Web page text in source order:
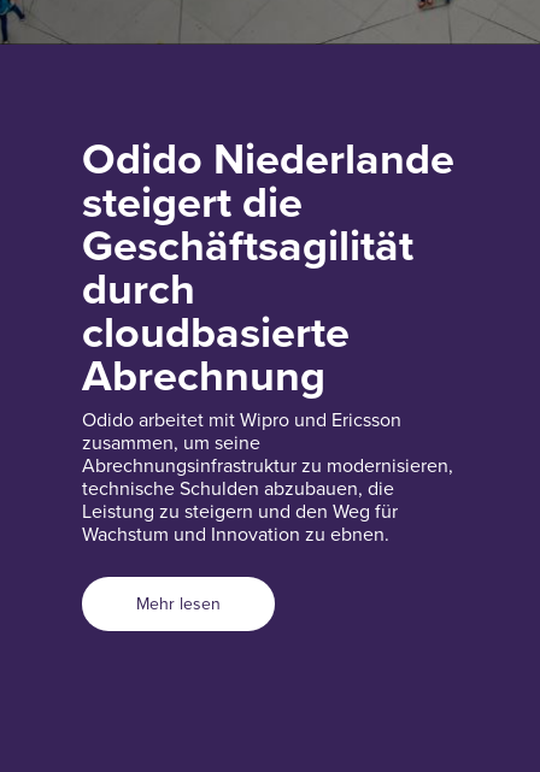
Odido Niederlande
steigert die
Geschäftsagilität
durch
cloudbasierte
Abrechnung
Odido arbeitet mit Wipro und Ericsson
zusammen, um seine
Abrechnungsinfrastruktur zu modernisieren,
technische Schulden abzubauen, die
Leistung zu steigern und den Weg für
Wachstum und Innovation zu ebnen.
Mehr lesen